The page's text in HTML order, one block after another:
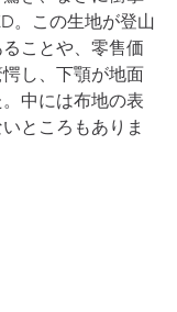
。この生地が登山
ことや、零售価
し、下顎が地面
中には布地の表
ところもありま